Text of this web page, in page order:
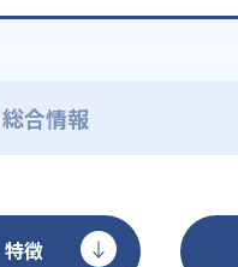
総合情報
特徴